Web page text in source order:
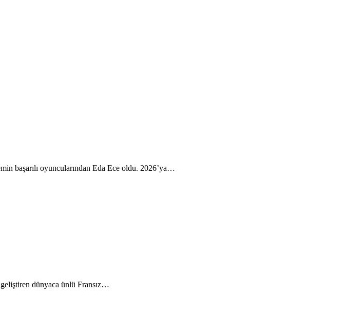
başarılı oyuncularından Eda Ece oldu. 2026’ya…
dünyaca ünlü Fransız…